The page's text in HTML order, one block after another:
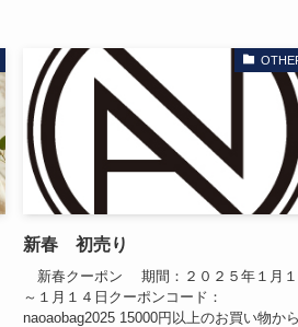
新春 初売り
新春クーポン 期間：２０２５年１月１
～１月１４日クーポンコード：
naoaobag2025 15000円以上のお買い物から